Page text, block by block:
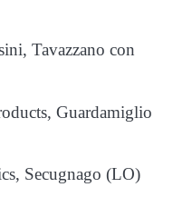
Tavazzano con
Guardamiglio
Secugnago (LO)